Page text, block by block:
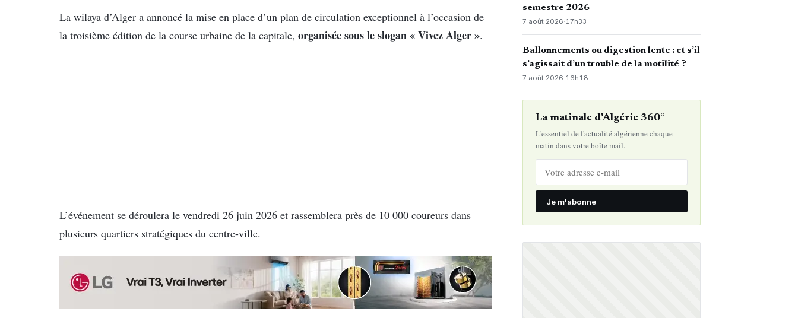
La wilaya d’Alger a annoncé la mise en place d’un plan de circulation exceptionnel à l’occasion de
la troisième édition de la course urbaine de la capitale, organisée sous le slogan « Vivez Alger ».
L’événement se déroulera le vendredi 26 juin 2026 et rassemblera près de 10 000 coureurs dans
plusieurs quartiers stratégiques du centre-ville.
semestre 2026
7 août 2026·17h33
Ballonnements ou digestion lente : et s’il
s’agissait d’un trouble de la motilité ?
7 août 2026· 16h18
La matinale d'Algérie 360°
L'essentiel de l'actualité algérienne chaque
matin dans votre boîte mail.
Je m'abonne